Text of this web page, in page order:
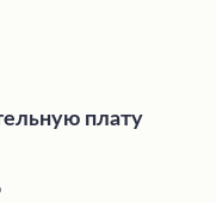
плату